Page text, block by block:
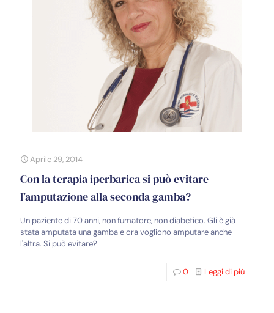
Aprile 29, 2014
Con la terapia iperbarica si può evitare
l’amputazione alla seconda gamba?
Un paziente di 70 anni, non fumatore, non diabetico. Gli è già
stata amputata una gamba e ora vogliono amputare anche
l'altra. Si può evitare?
0 Leggi di più